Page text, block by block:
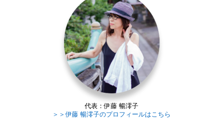
代表：伊藤 暢澪子
＞＞伊藤 暢澪子のプロフィールはこちら